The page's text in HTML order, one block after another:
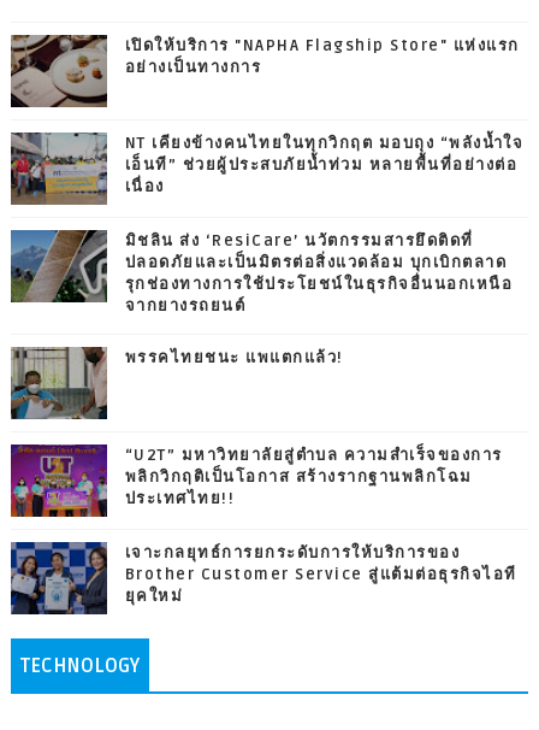
เปิดให้บริการ "NAPHA Flagship Store" แห่งแรก
อย่างเป็นทางการ
NT เคียงข้างคนไทยในทุกวิกฤต มอบถุง “พลังน้ำใจ
เอ็นที” ช่วยผู้ประสบภัยน้ำท่วม หลายพื้นที่อย่างต่อ
เนื่อง
มิชลิน ส่ง ‘ResiCare’ นวัตกรรมสารยึดติดที่
ปลอดภัยและเป็นมิตรต่อสิ่งแวดล้อม บุกเบิกตลาด
รุกช่องทางการใช้ประโยชน์ในธุรกิจอื่นนอกเหนือ
จากยางรถยนต์
พรรคไทยชนะ แพแตกแล้ว!
“U2T” มหาวิทยาลัยสู่ตำบล ความสำเร็จของการ
พลิกวิกฤติเป็นโอกาส สร้างรากฐานพลิกโฉม
ประเทศไทย!!
เจาะกลยุทธ์การยกระดับการให้บริการของ
Brother Customer Service สู่แต้มต่อธุรกิจไอที
ยุคใหม่
TECHNOLOGY